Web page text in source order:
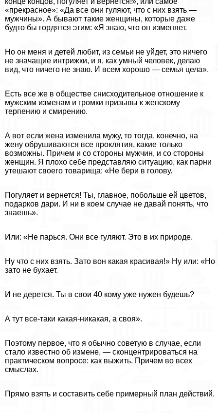
«прекрасное»: «Да все они гуляют, что с них взять —
мужчины». А бывают такие женщины, которые даже
будто бы гордятся этим: «Я знаю, что он изменяет.
Но он меня и детей любит, из семьи не уйдет, это ничего
не значащие интрижки, и я, как умный человек, делаю
вид, что ничего не знаю. И всем хорошо — семья цела».
Есть все же в обществе снисходительное отношение к
мужским изменам и громки призывы к женскому
терпению и смирению.
А вот если жена изменила мужу, то тогда, конечно, на
жену обрушиваются все проклятия, какие только
возможны. Причем и со стороны мужчин, и со стороны
женщин. Я плохо себе представляю ситуацию, как парни
утешают своего товарища: «Не бери в голову.
Погуляет и вернется! Ты, главное, побольше ей цветов,
подарков дари. И ни в коем случае не давай понять, что
знаешь».
Или: «Не парься. Они все гуляют. Это в их природе.
Ну что с них взять. Зато вон какая красивая!» Ну или: «Но
зато не бухает.
И не дерется. Ты в свои 40 кому уже нужен будешь?
А тут все-таки какая-никакая, а своя».
Поэтому первое, что я обычно советую в случае, если
стало известно об измене, — сконцентрироваться на
пpaктическом вопросе: как выжить. Причем во всех
смыслах.
Прямо взять и составить себе примерный план действий.